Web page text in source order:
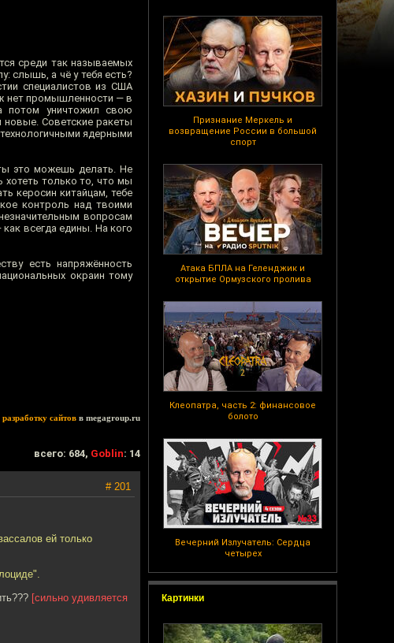
Признание Меркель и
возвращение России в большой
спорт
Атака БПЛА на Геленджик и
открытие Ормузского пролива
Клеопатра, часть 2: финансовое
болото
Вечерний Излучатель: Сердца
четырех
Картинки
среди так называемых
слышь, а чё у тебя есть?
специалистов из США
нет промышленности — в
потом уничтожил свою
Советские ракеты
ядерными
это можешь делать. Не
только то, что мы
керосин китайцам, тебе
контроль над твоими
вопросам
всегда едины. На кого
есть напряжённость
окраин тому
разработку сайтов в megagroup.ru
всего: 684, Goblin: 14
# 201
ей только
[сильно удивляется